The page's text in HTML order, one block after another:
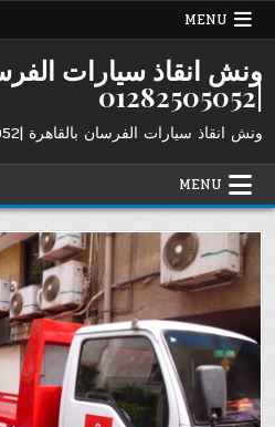
Skip
MENU
ونش انقاذ سيارات
|01282505052
ونش انقاذ سيارات الفرسان بالقاهرة |01282505052
MENU